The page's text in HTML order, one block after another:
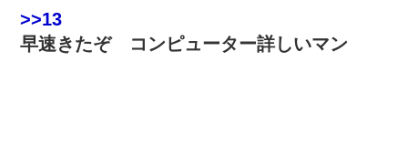
>>13
早速きたぞ コンピューター詳しいマン